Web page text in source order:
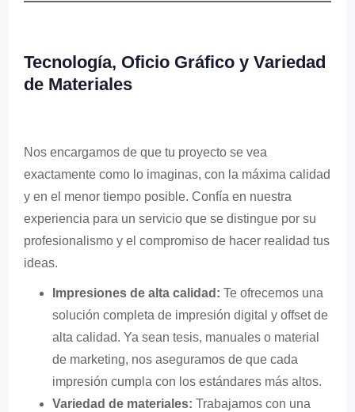
Tecnología, Oficio Gráfico y Variedad
de Materiales
Nos encargamos de que tu proyecto se vea
exactamente como lo imaginas, con la máxima calidad
y en el menor tiempo posible. Confía en nuestra
experiencia para un servicio que se distingue por su
profesionalismo y el compromiso de hacer realidad tus
ideas.
Impresiones de alta calidad: Te ofrecemos una
solución completa de impresión digital y offset de
alta calidad. Ya sean tesis, manuales o material
de marketing, nos aseguramos de que cada
impresión cumpla con los estándares más altos.
Variedad de materiales: Trabajamos con una